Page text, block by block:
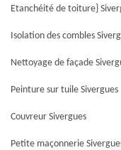
Etanchéité de toiture}
Isolation des combles
Nettoyage de façade
Peinture sur tuile Sivergues
Couvreur Sivergues
Petite maçonnerie